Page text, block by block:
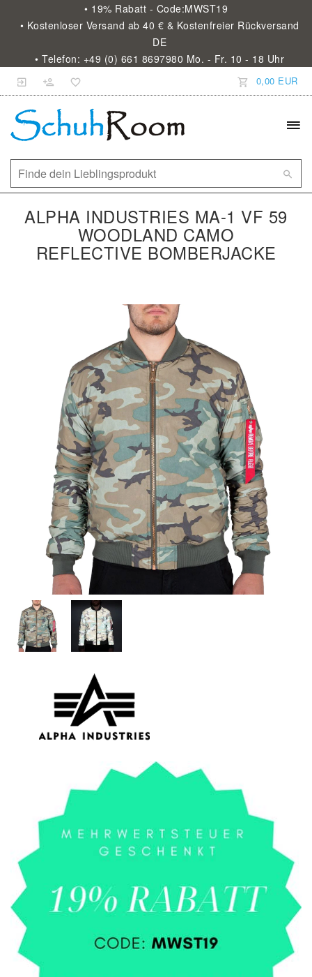
• 19% Rabatt - Code:MWST19
• Kostenloser Versand ab 40 € & Kostenfreier Rückversand
DE
• Telefon: +49 (0) 661 8697980 Mo. - Fr. 10 - 18 Uhr
0,00 EUR
ALPHA INDUSTRIES MA-1 VF 59
WOODLAND CAMO
REFLECTIVE BOMBERJACKE